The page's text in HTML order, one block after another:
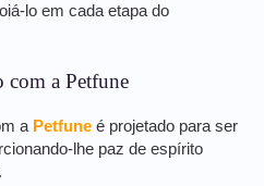
lo em cada etapa do
com a Petfune
a Petfune é projetado para ser
lhe paz de espírito